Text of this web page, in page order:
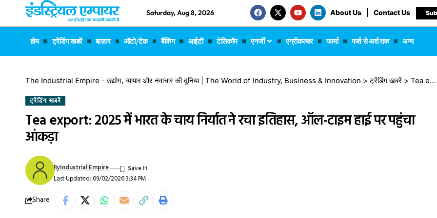
Saturday, Aug 8, 2026 About Us Contact Us
होम ट्रेंडिंग खबरें बाज़ार ऑटो/टेक बैंकिंग आईटी टेलिकॉम एनर्जी एग्रीकल्चर फार्मा फर्श से अर्श तक अन्य
The Industrial Empire - उद्योग, व्यापार और नवाचार की दुनिया | The World of Industry, Business & Innovation >ट्रेंडिंग खबरें > Tea export: 2025 में भारत के चाय निर्यात ने रचा इतिहास, ऑल-टाइम हाई पर पहुंचा आंकड़ा
ट्रेंडिंग खबरें
Tea export: 2025 में भारत के चाय निर्यात ने रचा इतिहास, ऑल-टाइम हाई पर पहुंचा
आंकड़ा
Last Updated: 09/02/2026 3:34 PM
ByIndustrial Empire
Share